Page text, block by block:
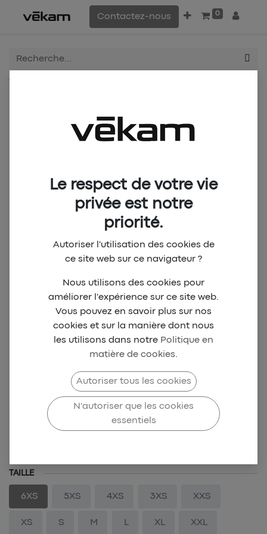
0
Contactez-nous
LMVB Polo Arbitre H -
Blanc
SKU-LMVB-0008
TAILLE
6XS 5XS 4XS 3XS XXS
XS S M L XL XXL
Le respect de votre vie
privée est notre
priorité.
Autoriser l'utilisation des cookies de
ce site web sur ce navigateur ?
Nous utilisons des cookies pour
améliorer l'expérience sur ce site web.
Vous pouvez en savoir plus sur nos
cookies et sur la manière dont nous
les utilisons dans notre Politique en
matière de cookies
Autoriser tous les cookies
N'autoriser que les cookies
essentiels